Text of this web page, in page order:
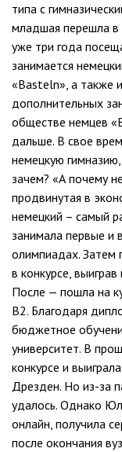
типа с
младшая перешла в
уже три года
занимается
«Basteln», а также
дополнительных
обществе немцев
дальше. В свое
немецкую
зачем? «А почему
продвинутая в
немецкий – самый
занимала первые и
олимпиадах. Затем
в конкурсе,
После — пошла на
B2. Благодаря
бюджетное
университет. В
конкурсе и
Дрезден. Но из-за
удалось. Однако
онлайн, получила
после окончания